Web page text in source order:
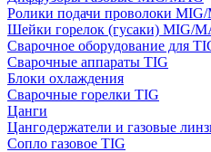
Ролики подачи проволоки
Шейки горелок (гусаки) MIG/
Сварочное оборудование для
Сварочные аппараты TIG
Блоки охлаждения
Сварочные горелки TIG
Цанги
Цангодержатели и газовые
Сопло газовое TIG